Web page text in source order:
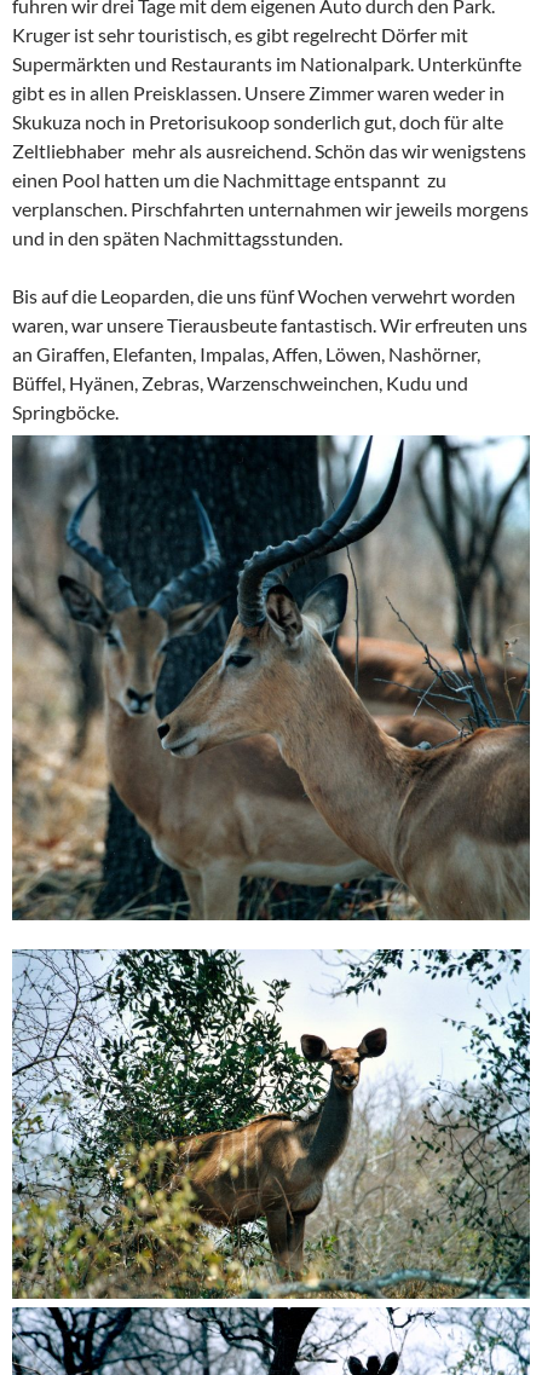
fuhren wir drei Tage mit dem eigenen Auto durch den Park.
Kruger ist sehr touristisch, es gibt regelrecht Dörfer mit
Supermärkten und Restaurants im Nationalpark. Unterkünfte
gibt es in allen Preisklassen. Unsere Zimmer waren weder in
Skukuza noch in Pretorisukoop sonderlich gut, doch für alte
Zeltliebhaber mehr als ausreichend. Schön das wir wenigstens
einen Pool hatten um die Nachmittage entspannt zu
verplanschen. Pirschfahrten unternahmen wir jeweils morgens
und in den späten Nachmittagsstunden.
Bis auf die Leoparden, die uns fünf Wochen verwehrt worden
waren, war unsere Tierausbeute fantastisch. Wir erfreuten uns
an Giraffen, Elefanten, Impalas, Affen, Löwen, Nashörner,
Büffel, Hyänen, Zebras, Warzenschweinchen, Kudu und
Springböcke.